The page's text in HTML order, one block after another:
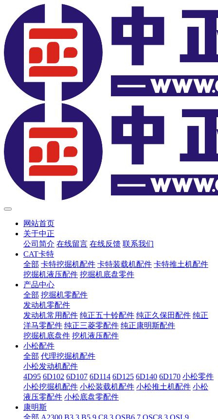
网站首页
关于中正
公司简介 在线留言 在线反馈 联系我们
CAT卡特
全部 卡特挖掘机配件 卡特装载机配件 卡特推土机配件
挖掘机液压配件 挖掘机底盘零件
产品中心
全部 挖掘机零配件
发动机零配件
发动机常用配件 纯正五十铃配件 纯正久保田配件 纯正
洋马零配件 纯正三菱零配件 纯正康明斯配件
挖掘机底盘件 挖机液压配件
小松配件
全部 代理挖掘机配件
小松发动机配件
4D95 6D102 6D107 6D114 6D125 6D140 6D170 小松零件
小松挖掘机配件 小松装载机配件 小松推土机配件 小松
液压零配件 小松底盘零配件
康明斯
全部 A2300 B3.3 B5.9 C8.3 QSB6.7 QSC8.3 QSL9